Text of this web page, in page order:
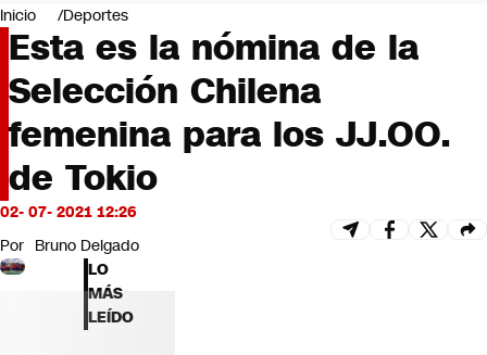
Negocios
Deportes
Programas completos
Cultura
Servicios
Bits
CNN tiempo
Futuro 360
Inicio Deportes
Esta es la nómina de la
Selección Chilena
femenina para los JJ.OO.
de Tokio
02- 07- 2021 12:26
Por Bruno Delgado
LO
MÁS
LEÍDO